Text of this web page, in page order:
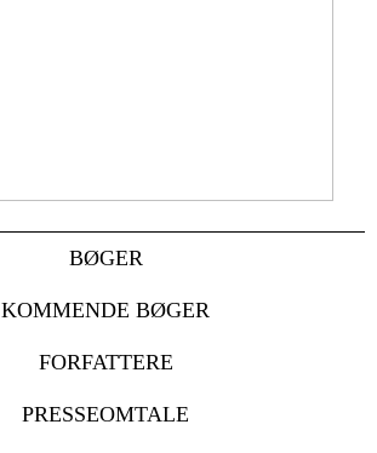
BØGER
KOMMENDE BØGER
FORFATTERE
PRESSEOMTALE